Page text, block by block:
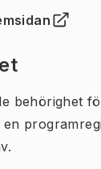
flik)
behörighet
en